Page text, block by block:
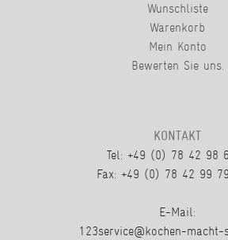
Wunschliste
Warenkorb
Mein Konto
Bewerten Sie uns.
KONTAKT
Tel: +49 (0) 78 42 98
Fax: +49 (0) 78 42 99
E-Mail:
123service@kochen-macht-